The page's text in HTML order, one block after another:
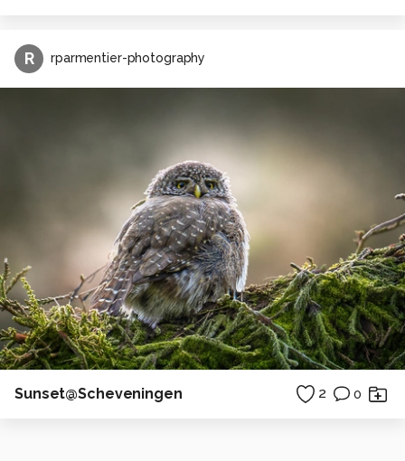
R rparmentier-photography
Sunset@Scheveningen 2 0